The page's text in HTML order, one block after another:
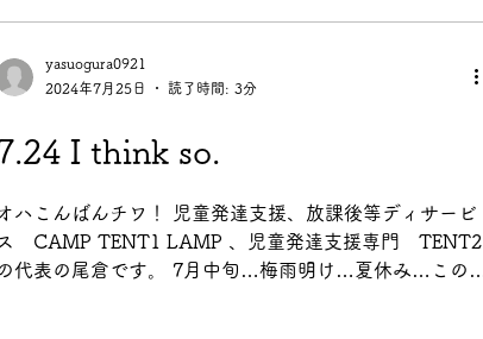
7.24 I think so.
オハこんばんチワ！ 児童発達支援、放課後等ディサービ
ス CAMP TENT1 LAMP 、児童発達支援専門 TENT2
代表の尾倉です。 7月中旬…梅雨明け…夏休み…このワ
yasuogura0921
2024年7月25日
読了時間: 3分